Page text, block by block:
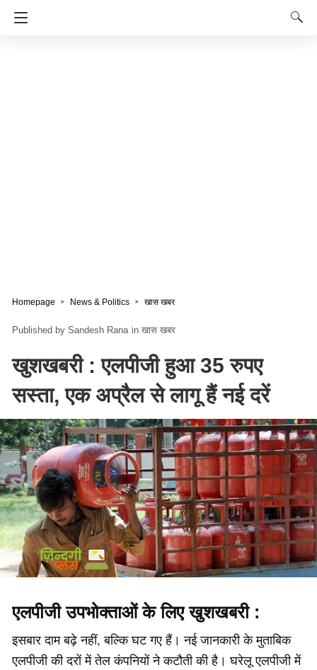
Homepage News & Politics खास खबर
Sandesh Rana in खास खबर
खुशखबरी : एलपीजी हुआ 35 रुपए
सस्ता, एक अप्रैल से लागू हैं नई दरें
एलपीजी उपभोक्ताओं के लिए खुशखबरी :
इसबार दाम बढ़े नहीं, बल्कि घट गए हैं। नई जानकारी के मुताबिक
एलपीजी की दरों में तेल कंपनियों ने कटौती की है। घरेलू एलपीजी में